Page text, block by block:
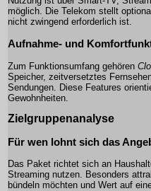
möglich. Die Telekom stellt
nicht zwingend erforderlich ist.
Aufnahme- und
Zum Funktionsumfang gehören
Speicher, zeitversetztes
Sendungen. Diese Features
Gewohnheiten.
Zielgruppenanalyse
Für wen lohnt sich das
Das Paket richtet sich an
Streaming nutzen. Besonders
bündeln möchten und Wert auf